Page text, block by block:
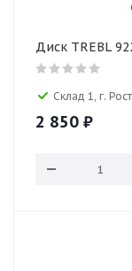
Диск TREBL
Склад 1, г.
2 850 ₽